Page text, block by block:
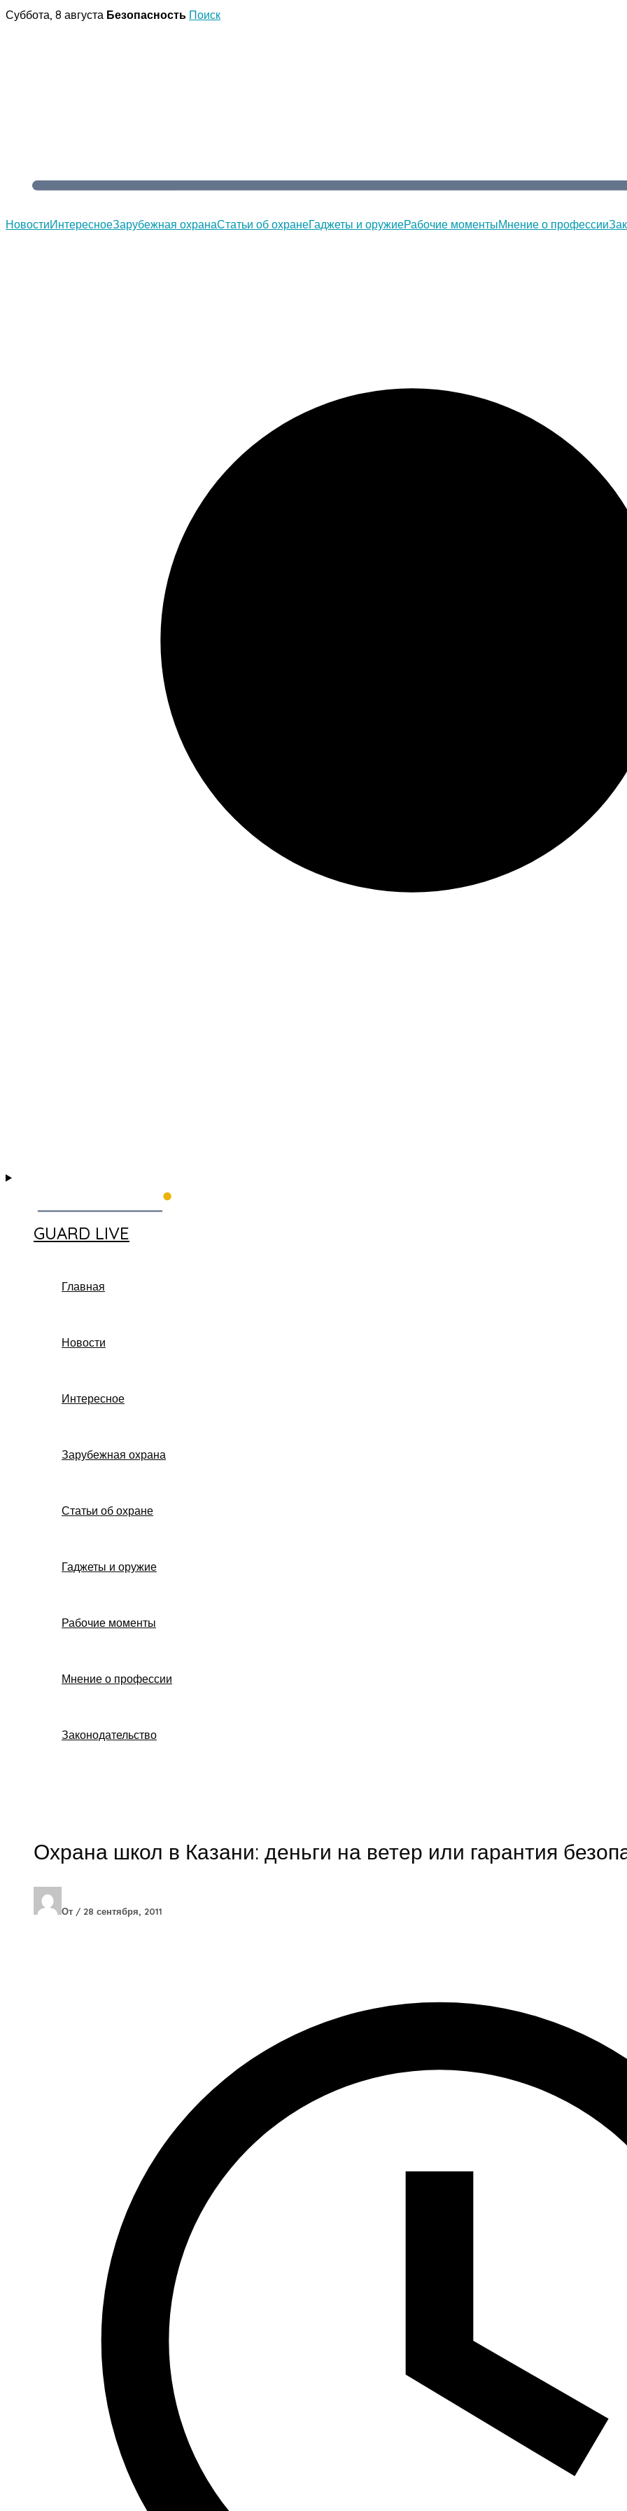
Перейти
Суббота, 8 августа Безопасность Поиск
НовостиИнтересноеЗарубежная охранаСтатьи об охранеГаджеты и оружиеРабочие моментыМнение о профессии
GUARD LIVE
Главная
Новости
Интересное
Зарубежная охрана
Статьи об охране
Гаджеты и оружие
Рабочие моменты
Мнение о профессии
Законодательство
Охрана школ в Казани: деньги на ветер или гарантия
От / 28 сентября, 2011